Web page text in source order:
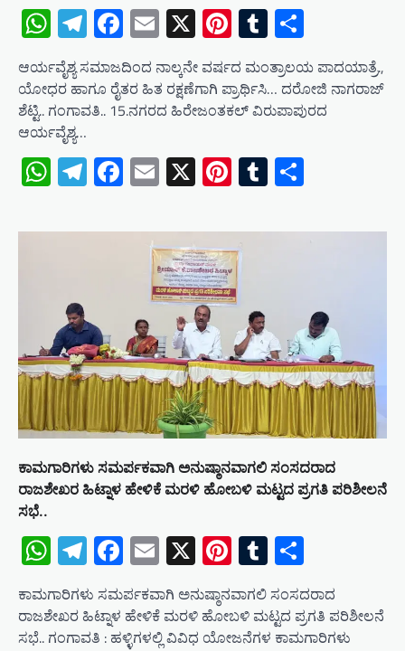
WhatsApp
Telegram
Facebook
Email
X Pinterest
Tumblr
ಆರ್ಯವೈಶ್ಯ ಸಮಾಜದಿಂದ ನಾಲ್ಕನೇ ವರ್ಷದ ಮಂತ್ರಾಲಯ ಪಾದಯಾತ್ರೆ.,
ಯೋಧರ ಹಾಗೂ ರೈತರ ಹಿತ ರಕ್ಷಣೆಗಾಗಿ ಪ್ರಾರ್ಥಿಸಿ… ದರೋಜಿ ನಾಗರಾಜ್
ಶೆಟ್ಟಿ.. ಗಂಗಾವತಿ.. 15.ನಗರದ ಹಿರೇಜಂತಕಲ್ ವಿರುಪಾಪುರದ
ಆರ್ಯವೈಶ್ಯ…
WhatsApp
Telegram
Facebook
Email
X Pinterest
Tumblr
ಕಾಮಗಾರಿಗಳು ಸಮರ್ಪಕವಾಗಿ ಅನುಷ್ಠಾನವಾಗಲಿ ಸಂಸದರಾದ
ರಾಜಶೇಖರ ಹಿಟ್ನಾಳ ಹೇಳಿಕೆ ಮರಳಿ ಹೋಬಳಿ ಮಟ್ಟದ ಪ್ರಗತಿ ಪರಿಶೀಲನೆ
ಸಭೆ..
WhatsApp
Telegram
Facebook
Email
X Pinterest
Tumblr
ಕಾಮಗಾರಿಗಳು ಸಮರ್ಪಕವಾಗಿ ಅನುಷ್ಠಾನವಾಗಲಿ ಸಂಸದರಾದ
ರಾಜಶೇಖರ ಹಿಟ್ನಾಳ ಹೇಳಿಕೆ ಮರಳಿ ಹೋಬಳಿ ಮಟ್ಟದ ಪ್ರಗತಿ ಪರಿಶೀಲನೆ
ಸಭೆ.. ಗಂಗಾವತಿ : ಹಳ್ಳಿಗಳಲ್ಲಿ ವಿವಿಧ ಯೋಜನೆಗಳ ಕಾಮಗಾರಿಗಳು